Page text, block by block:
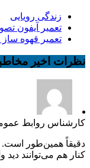
زندگی رویایی
تعمیر آیفون
تعمیر قهوه ساز
نظرات اخیر
کارشناس روابط
دقیقاً همین‌طور است.
کنار هم می‌توانند دید